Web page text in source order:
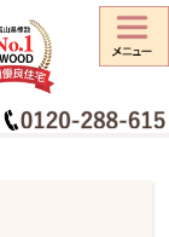
完成！